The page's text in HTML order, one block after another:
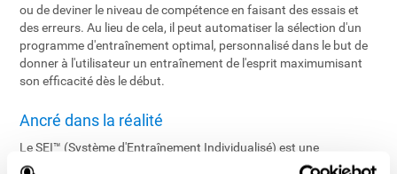
ou de deviner le niveau de compétence en faisant des essais et
des erreurs. Au lieu de cela, il peut automatiser la sélection d'un
programme d'entraînement optimal, personnalisé dans le but de
donner à l'utilisateur un entraînement de l'esprit maximumisant
son efficacité dès le début.
Ancré dans la réalité
Le SEI™ (Système d'Entraînement Individualisé) est une
application brevetée et technologiquement avancée en temps